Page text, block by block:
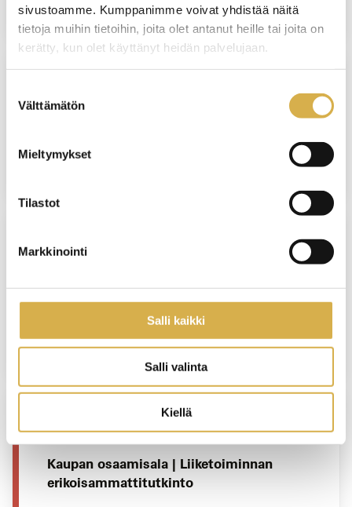
sivustoamme. Kumppanimme voivat yhdistää näitä
tietoja muihin tietoihin, joita olet antanut heille tai joita on
kerätty, kun olet käyttänyt heidän palvelujaan.
valinta
Välttämätön
Mieltymykset
Tilastot
Markkinointi
Salli kaikki
Salli valinta
Kiellä
JATKUVA HAKU
VERKKOTOTEUTUS
Henkilöstöhallinnon osaamisala |
Liiketoiminnan erikoisammattitutkinto
JATKUVA HAKU
VERKKOTOTEUTUS
Kaupan osaamisala | Liiketoiminnan
erikoisammattitutkinto